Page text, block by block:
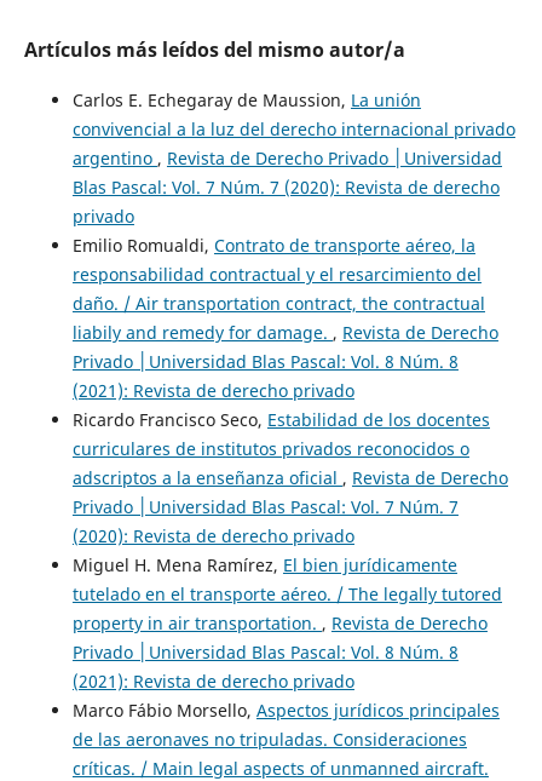
Artículos más leídos del mismo autor/a
Carlos E. Echegaray de Maussion, La unión
convivencial a la luz del derecho internacional privado
argentino , Revista de Derecho Privado │Universidad
Blas Pascal: Vol. 7 Núm. 7 (2020): Revista de derecho
privado
Emilio Romualdi, Contrato de transporte aéreo, la
responsabilidad contractual y el resarcimiento del
daño. / Air transportation contract, the contractual
liabily and remedy for damage. , Revista de Derecho
Privado │Universidad Blas Pascal: Vol. 8 Núm. 8
(2021): Revista de derecho privado
Ricardo Francisco Seco, Estabilidad de los docentes
curriculares de institutos privados reconocidos o
adscriptos a la enseñanza oficial , Revista de Derecho
Privado │Universidad Blas Pascal: Vol. 7 Núm. 7
(2020): Revista de derecho privado
Miguel H. Mena Ramírez, El bien jurídicamente
tutelado en el transporte aéreo. / The legally tutored
property in air transportation. , Revista de Derecho
Privado │Universidad Blas Pascal: Vol. 8 Núm. 8
(2021): Revista de derecho privado
Marco Fábio Morsello, Aspectos jurídicos principales
de las aeronaves no tripuladas. Consideraciones
críticas. / Main legal aspects of unmanned aircraft.